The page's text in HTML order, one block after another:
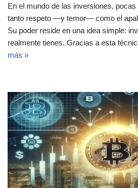
En el mundo de las inversiones,
tanto respeto —y temor— como el
Su poder reside en una idea simple:
realmente tienes. Gracias a esta
más »